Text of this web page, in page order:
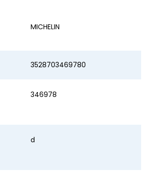
MICHELIN
3528703469780
346978
d